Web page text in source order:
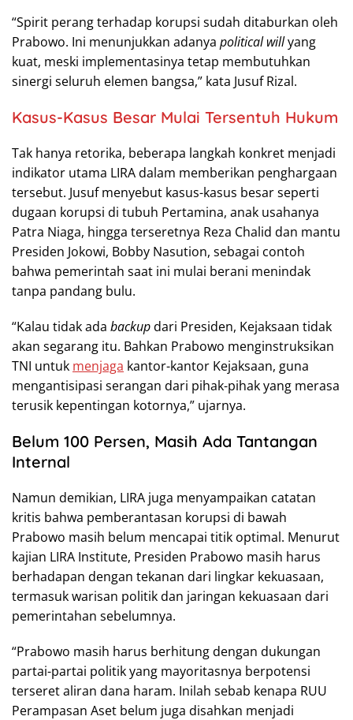
“Spirit perang terhadap korupsi sudah ditaburkan oleh
Prabowo. Ini menunjukkan adanya political willyang
kuat, meski implementasinya tetap membutuhkan
sinergi seluruh elemen bangsa,” kata Jusuf Rizal.
Kasus-Kasus Besar Mulai Tersentuh Hukum
Tak hanya retorika, beberapa langkah konkret menjadi
indikator utama LIRA dalam memberikan penghargaan
tersebut. Jusuf menyebut kasus-kasus besar seperti
dugaan korupsi di tubuh Pertamina, anak usahanya
Patra Niaga, hingga terseretnya Reza Chalid dan mantu
Presiden Jokowi, Bobby Nasution, sebagai contoh
bahwa pemerintah saat ini mulai berani menindak
tanpa pandang bulu.
“Kalau tidak ada backupdari Presiden, Kejaksaan tidak
akan segarang itu. Bahkan Prabowo menginstruksikan
TNI untuk menjaga kantor-kantor Kejaksaan, guna
mengantisipasi serangan dari pihak-pihak yang merasa
terusik kepentingan kotornya,” ujarnya.
Belum 100 Persen, Masih Ada Tantangan
Internal
Namun demikian, LIRA juga menyampaikan catatan
kritis bahwa pemberantasan korupsi di bawah
Prabowo masih belum mencapai titik optimal. Menurut
kajian LIRA Institute, Presiden Prabowo masih harus
berhadapan dengan tekanan dari lingkar kekuasaan,
termasuk warisan politik dan jaringan kekuasaan dari
pemerintahan sebelumnya.
“Prabowo masih harus berhitung dengan dukungan
partai-partai politik yang mayoritasnya berpotensi
terseret aliran dana haram. Inilah sebab kenapa RUU
Perampasan Aset belum juga disahkan menjadi